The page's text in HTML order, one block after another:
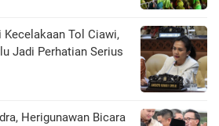
Tol Ciawi,
Jadi Perhatian Serius
Herigunawan Bicara